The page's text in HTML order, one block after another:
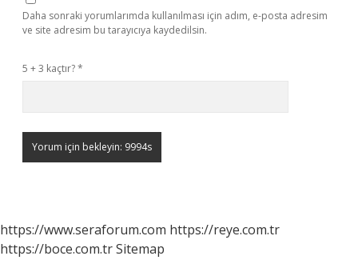
Daha sonraki yorumlarımda kullanılması için adım, e-posta adresim
ve site adresim bu tarayıcıya kaydedilsin.
5 + 3 kaçtır?*
https://www.seraforum.com https://reye.com.tr
https://boce.com.trSitemap